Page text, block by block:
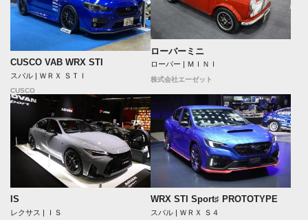
CUSCO VAB WRX STI
スバル | ＷＲＸ ＳＴＩ
CUSCO
ローバーミニ
ローバー | ＭＩＮＩ
株式会社エーゼット
IS
レクサス | ＩＳ
WRX STI Sport♯ PROTOTYPE
スバル | ＷＲＸ Ｓ４